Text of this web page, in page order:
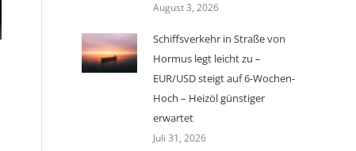
August 3, 2026
Schiffsverkehr in Straße von
Hormus legt leicht zu –
EUR/USD steigt auf 6-Wochen-
Hoch – Heizöl günstiger
erwartet
Juli 31, 2026